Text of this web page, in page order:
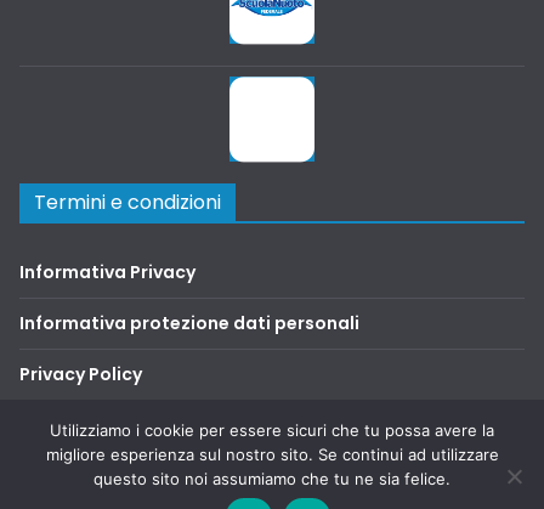
Termini e condizioni
Informativa Privacy
Informativa protezione dati personali
Privacy Policy
Terms and Conditions
Utilizziamo i cookie per essere sicuri che tu possa avere la
migliore esperienza sul nostro sito. Se continui ad utilizzare
questo sito noi assumiamo che tu ne sia felice.